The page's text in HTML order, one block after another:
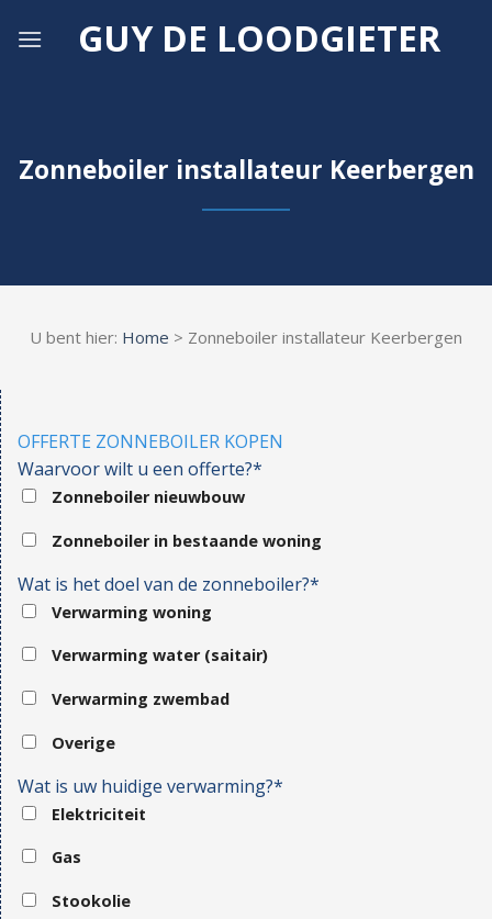
GUY DE LOODGIETER
Zonneboiler installateur Keerbergen
U bent hier: Home > Zonneboiler installateur Keerbergen
OFFERTE ZONNEBOILER KOPEN
Waarvoor wilt u een offerte?*
Zonneboiler nieuwbouw
Zonneboiler in bestaande woning
Wat is het doel van de zonneboiler?*
Verwarming woning
Verwarming water (saitair)
Verwarming zwembad
Overige
Wat is uw huidige verwarming?*
Elektriciteit
Gas
Stookolie